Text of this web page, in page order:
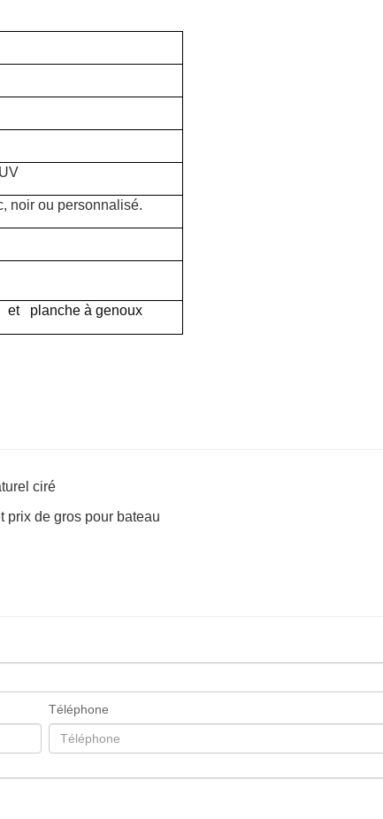
noir ou personnalisé.
et planche à genoux
ciré
prix de gros pour bateau
Téléphone